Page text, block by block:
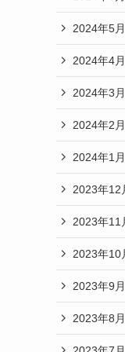
2024年5月
2024年4月
2024年3月
2024年2月
2024年1月
2023年12
2023年11
2023年10
2023年9月
2023年8月